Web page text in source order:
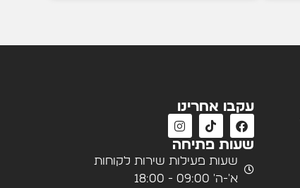
עקבו אחרינו
שעות פתיחה
שעות פעילות שירות לקוחות
א'-ה' 09:00 - 18:00